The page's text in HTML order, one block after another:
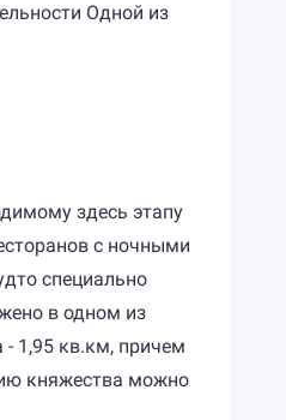
Одной из
здесь этапу
с ночными
специально
в одном из
1,95 кв.км, причем
княжества можно